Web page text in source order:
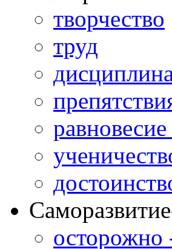
творчество
труд
осторожно